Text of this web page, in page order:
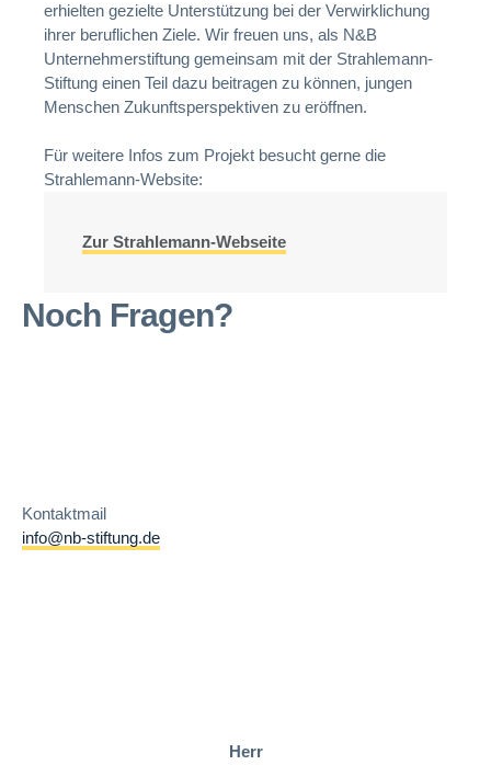
erhielten gezielte Unterstützung bei der Verwirklichung
ihrer beruflichen Ziele. Wir freuen uns, als N&B
Unternehmerstiftung gemeinsam mit der Strahlemann-
Stiftung einen Teil dazu beitragen zu können, jungen
Menschen Zukunftsperspektiven zu eröffnen.
Für weitere Infos zum Projekt besucht gerne die
Strahlemann-Website:
Zur Strahlemann-Webseite
Noch Fragen?
Kontaktmail
info@nb-stiftung.de
Herr